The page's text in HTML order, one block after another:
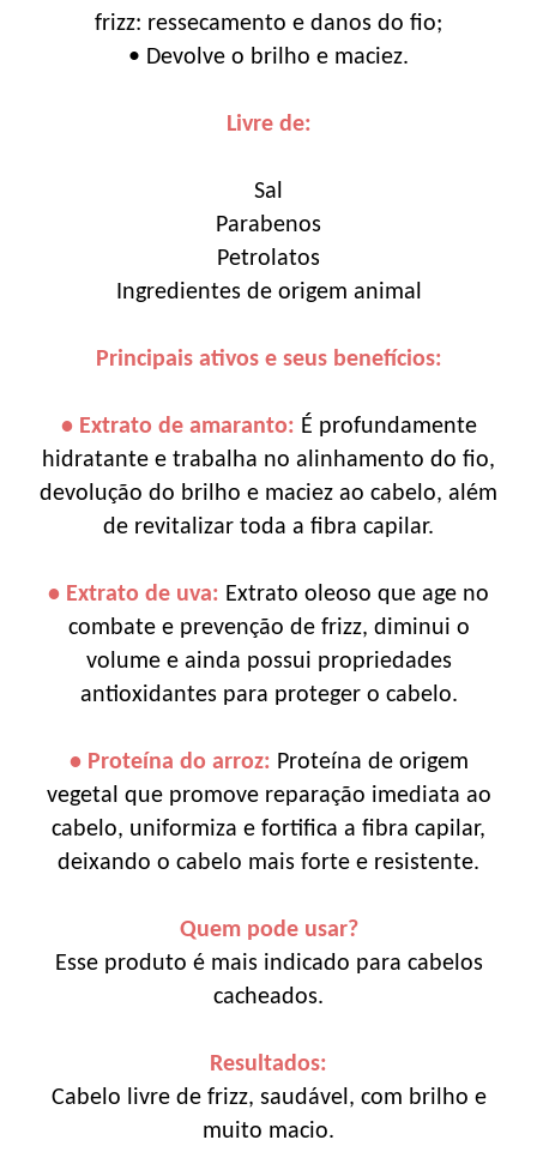
frizz: ressecamento e danos do fio;
• Devolve o brilho e maciez.
Livre de:
Sal
Parabenos
Petrolatos
Ingredientes de origem animal
Principais ativos e seus benefícios:
• Extrato de amaranto: É profundamente
hidratante e trabalha no alinhamento do fio,
devolução do brilho e maciez ao cabelo, além
de revitalizar toda a fibra capilar.
• Extrato de uva: Extrato oleoso que age no
combate e prevenção de frizz, diminui o
volume e ainda possui propriedades
antioxidantes para proteger o cabelo.
• Proteína do arroz: Proteína de origem
vegetal que promove reparação imediata ao
cabelo, uniformiza e fortifica a fibra capilar,
deixando o cabelo mais forte e resistente.
Quem pode usar?
Esse produto é mais indicado para cabelos
cacheados.
Resultados:
Cabelo livre de frizz, saudável, com brilho e
muito macio.